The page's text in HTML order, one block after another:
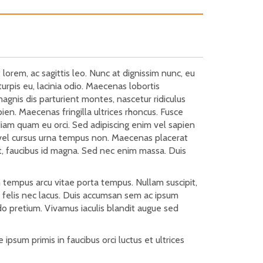
ac sagittis leo. Nunc at dignissim nunc, eu
eu, lacinia odio. Maecenas lobortis
dis parturient montes, nascetur ridiculus
Maecenas fringilla ultrices rhoncus. Fusce
quam eu orci. Sed adipiscing enim vel sapien
cursus urna tempus non. Maecenas placerat
id magna. Sed nec enim massa. Duis
arcu vitae porta tempus. Nullam suscipit,
nec lacus. Duis accumsan sem ac ipsum
pretium. Vivamus iaculis blandit augue sed
primis in faucibus orci luctus et ultrices